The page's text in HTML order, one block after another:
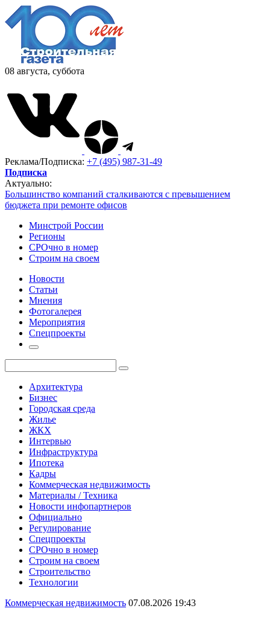
08 августа, суббота
Реклама/Подписка: +7 (495) 987-31-49
Подписка
Актуально:
Большинство компаний сталкиваются с превышением
бюджета при ремонте офисов
Минстрой России
Регионы
СРОчно в номер
Строим на своем
Новости
Статьи
Мнения
Фотогалерея
Мероприятия
Спецпроекты
Архитектура
Бизнес
Городская среда
Жилье
ЖКХ
Интервью
Инфраструктура
Ипотека
Кадры
Коммерческая недвижимость
Материалы / Техника
Новости инфопартнеров
Официально
Регулирование
Спецпроекты
СРОчно в номер
Строим на своем
Строительство
Технологии
Коммерческая недвижимость 07.08.2026 19:43